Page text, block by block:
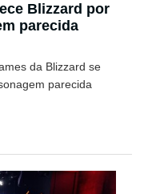
Blizzard por
parecida
da Blizzard se
parecida